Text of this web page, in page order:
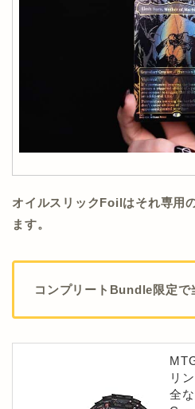
オイルスリックFoilはそれ専用
ます。
コンプリートBundle限定で
リ
全